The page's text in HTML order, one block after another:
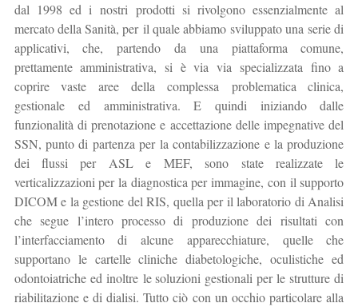
dal 1998 ed i nostri prodotti si rivolgono essenzialmente al
mercato della Sanità, per il quale abbiamo sviluppato una serie di
applicativi, che, partendo da una piattaforma comune,
prettamente amministrativa, si è via via specializzata fino a
coprire vaste aree della complessa problematica clinica,
gestionale ed amministrativa. E quindi iniziando dalle
funzionalità di prenotazione e accettazione delle impegnative del
SSN, punto di partenza per la contabilizzazione e la produzione
dei flussi per ASL e MEF, sono state realizzate le
verticalizzazioni per la diagnostica per immagine, con il supporto
DICOM e la gestione del RIS, quella per il laboratorio di Analisi
che segue l’intero processo di produzione dei risultati con
l’interfacciamento di alcune apparecchiature, quelle che
supportano le cartelle cliniche diabetologiche, oculistiche ed
odontoiatriche ed inoltre le soluzioni gestionali per le strutture di
riabilitazione e di dialisi. Tutto ciò con un occhio particolare alla